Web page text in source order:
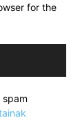
for the